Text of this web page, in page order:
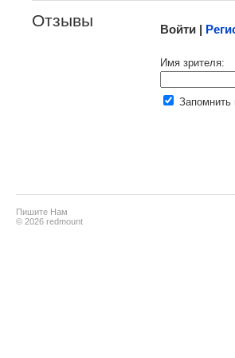
Отзывы Войти |
Имя зрителя:
Запомнить
Пишите Нам
© 2026 redmount